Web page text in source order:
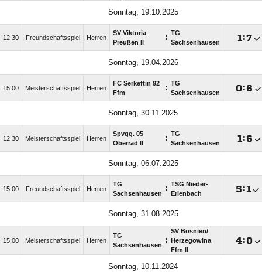
Sonntag, 19.10.2025
12:30 Freundschaftsspiel Herren
SV Viktoria
Preußen II
: TG
Sachsenhausen
:
Sonntag, 19.04.2026
15:00 Meisterschaftsspiel Herren
FC Serkeftin 92
Ffm
: TG
Sachsenhausen
:
Sonntag, 30.11.2025
12:30 Meisterschaftsspiel Herren
Spvgg. 05
Oberrad II
: TG
Sachsenhausen
:
Sonntag, 06.07.2025
15:00 Freundschaftsspiel Herren
TG
Sachsenhausen : TSG Nieder-
Erlenbach
:
Sonntag, 31.08.2025
15:00 Meisterschaftsspiel Herren
TG
Sachsenhausen :
SV Bosnien/​
Herzegowina
Ffm II
:
Sonntag, 10.11.2024